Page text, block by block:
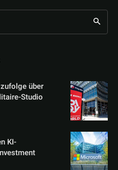
über
Studio
KI-